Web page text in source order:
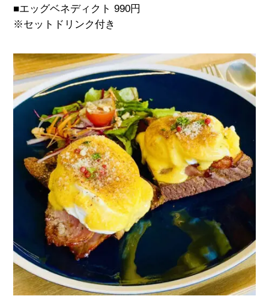
■エッグベネディクト 990円
※セットドリンク付き